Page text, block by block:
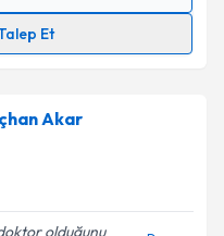
Et
e-posta ile
Akar
olduğunu